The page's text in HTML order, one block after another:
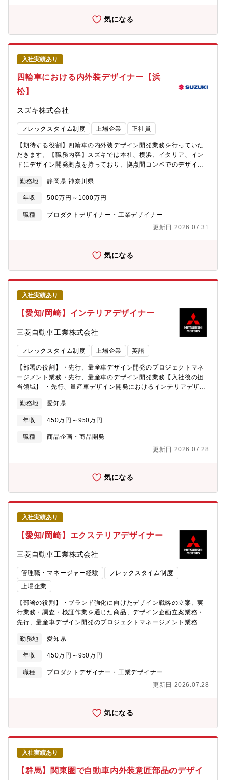
しても推奨しています。【環境】 基本は本社勤務ですが、希望に
より、海外駐在にもチャレンジすることができます。部内駐在実
績拠点：イタリアトリノ インドニューデリー≪スズキならでは
の仕事のやりがい≫造形初期のイメージ作りから最終段階の作り
込みまで一貫して携わることができ、幅広い造形スキルを余すこ
となく発揮し、製品に反映することができます。またモデラーと
デザイナーの関係に上下関係はなく、対等に意見を交わしながら
カタチを追求することができます。≪必須となるTOEICスコア・
語学力水準≫・弊社デザイン部では海外拠点としてイタリア、イ
とのコミュニケ―ションが必要となります。≪求める人物像
≫「素直な人。 チーム貢献できる人。 解決力をもつ人。」・
お客様の声に寄り添い、真摯に考えることができる人・他者の考
えを認め、率直なコミュニケーションが取れる人・物事をまっす
ぐに捉え、ユニークで実行力のある発想をもとに、実行できる人
リアルデザイン、インターフェースデザイン開発業務・ブランド
を訴求するグラフィックデザイン業務・デザイン開発におけるス
ケッチ/3Dデータからのサーフェースモデリング業務・デザイン開
発におけるデータの玉成業務＜入社後の担当領域＞先行、量産車
のデザイン開発におけるデジタルモデリング業務 ・スケッチか
らの3Dモデリング業務、量産／モデル製作に向けた精度の高いデ
ータ玉成業務・CG及びVRによるシュミレーション作成につい
て、経験・知見がある場合は CGクリエイターとしての配属も検
討＜使用ツール＞Photoshop,Alias,Vredなどのデザイン開発ツー
ンドをもった職種のデザイナーとの協業だけではなく、商品企
画、設計、実験、マーケティングなどの関連部署と連携をしなが
ら仕事を進めることがができるため、デザインの専門性と自動車
魅力・やりがい＞自動車デザインはお客様の第一印象を左右する
重要な要素であり、商品が発売されると、自身が携わったデザイ
ンの車が街を走り、お客様が運転する姿を見れること。＜風土＞
カーデザインに関連するさまざまな職種の方が専門性を活かし
気になる
入社実績あり
四輪車における内外装デザイナー【浜
松】
スズキ株式会社
フレックスタイム制度 上場企業 正社員
【期待する役割】四輪車の内外装デザイン開発業務を行っていた
だきます。【職務内容】スズキでは本社、横浜、イタリア、イン
ドにデザイン開発拠点を持っており、拠点間コンペでのデザイン
海外拠点でのデザイン開発経験を積むことができます。【背景】
CASE、カーボンニュートラル等、車を取り巻く環境が激変する中
で、車に求められる”もの”、”こと”が大きく変化しています。スズ
キは、その変化をとらえ、お客様の期待を超えるデザインを生み
な経験から次の時代を感じ取り、今までの常識にとらわれない発
勤務地 静岡県 神奈川県
年収 500万円～1000万円
職種
プロダクトデザイナー・工業デザイナー
更新日 2026.07.31
気になる
入社実績あり
【愛知/岡崎】インテリアデザイナー
三菱自動車工業株式会社
フレックスタイム制度 上場企業 英語
【部署の役割】・先行、量産車デザイン開発のプロジェクトマネ
ージメント業務・先行、量産車のデザイン開発業務【入社後の担
当領域】 ・先行、量産車デザイン開発におけるインテリアデザイ
ツール【募集背景】・重点領域強化とリーダー層の採用・同社中
期経営計画でのデザイン開発を遂行するために必要な人員を採用
する。【本部概要】デザイン本部では、同社方針に基いた先行・
量産開発におけるスタイリング開発及びデザイン戦略に関する業
て行っています。【風土】カーデザインに関連するさまざまな職
施しています。【求める人物像】ブランドやデザインに基づく
DNAを”三菱らしさ”として、過去のヘリテージ、それに加えて
「新しい三菱」を作る挑戦、進化を目指しています。そういう
我々の考える”三菱らしさ”、デザインフィロソフィに共感を持って
いただける方、チャレンジ精神を持って“新しい三菱を作っていこ
うよ”という方を広く募集しています。
勤務地 愛知県
年収 450万円～950万円
職種
商品企画・商品開発
更新日 2026.07.28
気になる
入社実績あり
【愛知/岡崎】エクステリアデザイナー
三菱自動車工業株式会社
管理職・マネージャー経験
フレックスタイム制度
上場企業
【部署の役割】・ブランド強化に向けたデザイン戦略の立案、実
行業務・調査・検証作業を通じた商品、デザイン企画立案業務・
先行、量産車デザイン開発のプロジェクトマネージメント業務・
インターフェースデザイン開発業務・ブランドを訴求するグラフ
ィックデザイン業務・デザイン開発におけるスケッチ/3Dデータか
らのサーフェースモデリング業務・デザイン開発におけるデータ
の玉成業務【入社後の流れ】・先行、量産車のデザイン開発業
ロジェクト管理業務も担当頂きます。＜使用ツール＞
点領域強化とリーダー層の採用当社中期経営計画でのデザイン開
発を遂行するために必要な人員を採用する。アライアンスおよび
国内外の協力会社と連携したデザイン開発をリーダーもしくは将
来リーダー候補として遂行する人材を強化するため。
勤務地 愛知県
年収 450万円～950万円
職種
プロダクトデザイナー・工業デザイナー
更新日 2026.07.28
気になる
入社実績あり
【群馬】関東圏で自動車内外装意匠部品のデザイ